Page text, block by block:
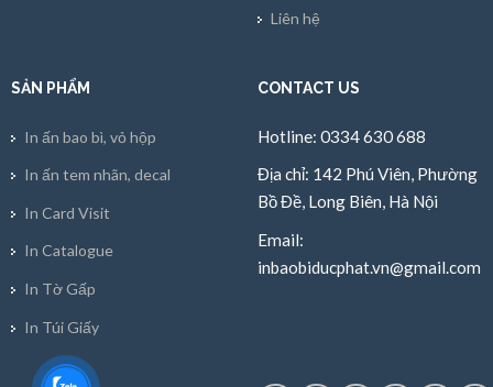
Liên hệ
SẢN PHẨM
In ấn bao bì, vỏ hộp
In ấn tem nhãn, decal
In Card Visit
In Catalogue
In Tờ Gấp
In Túi Giấy
CONTACT US
Hotline: 0334 630 688
Địa chỉ: 142 Phú Viên, Phường
Bồ Đề, Long Biên, Hà Nội
Email:
inbaobiducphat.vn@gmail.com